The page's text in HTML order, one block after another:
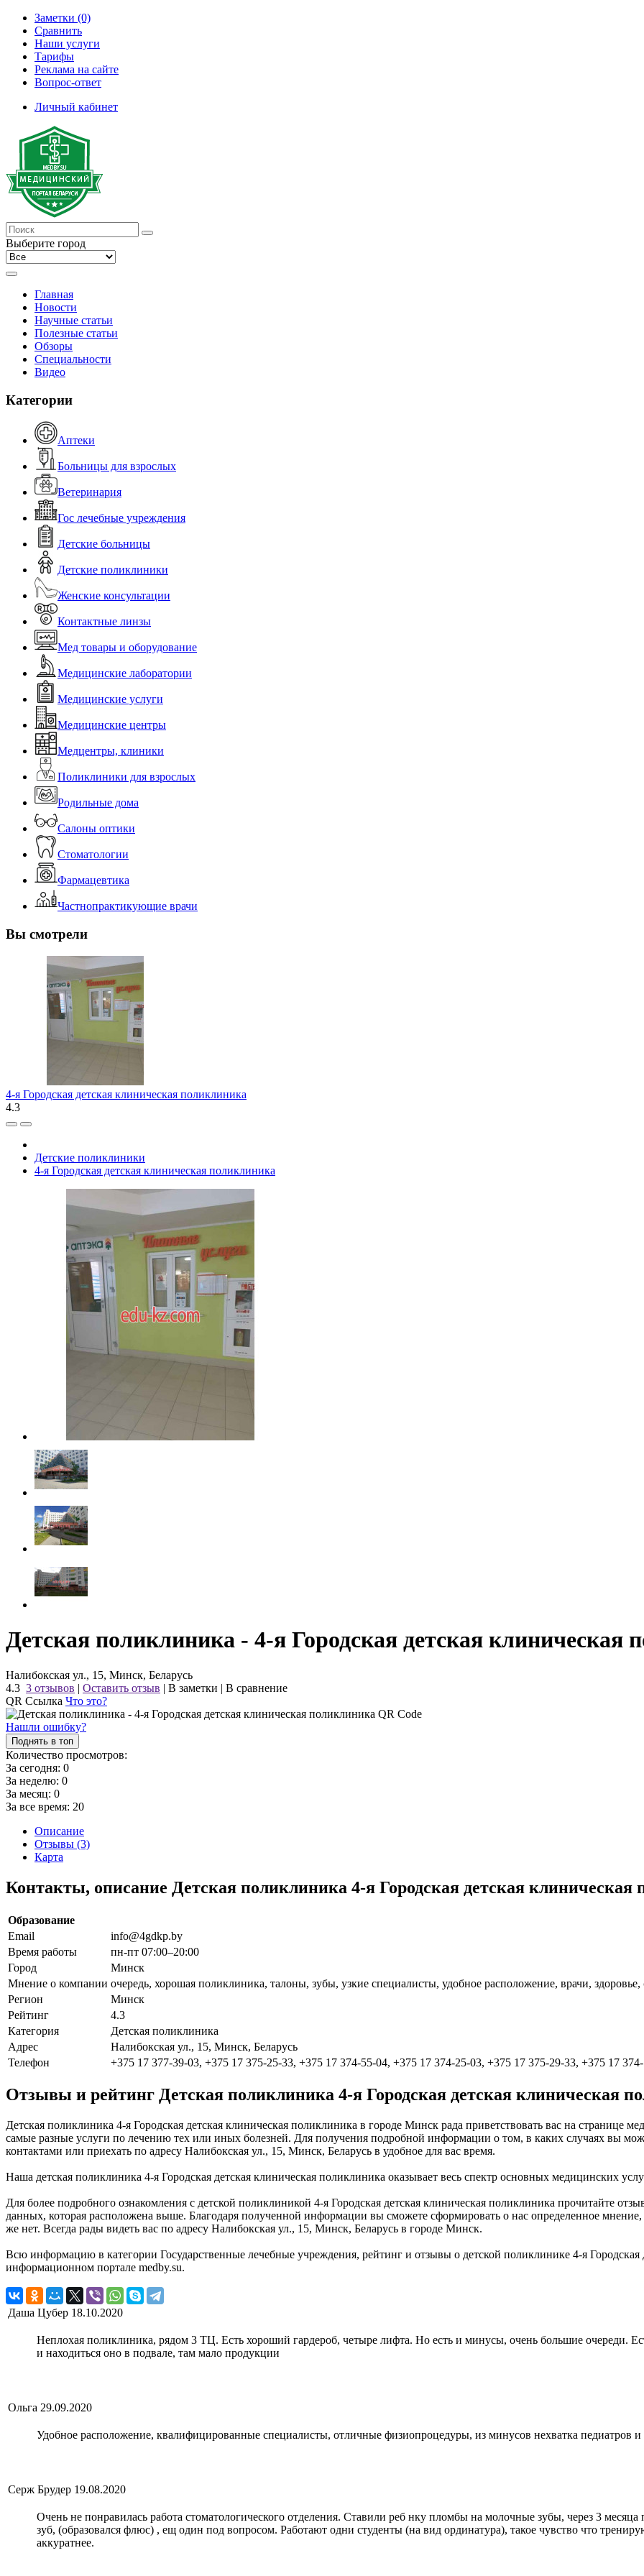
Заметки (0)
Сравнить
Наши услуги
Тарифы
Реклама на сайте
Вопрос-ответ
Личный кабинет
Выберите город
Главная
Новости
Научные статьи
Полезные статьи
Обзоры
Специальности
Видео
Категории
Аптеки
Больницы для взрослых
Ветеринария
Гос лечебные учреждения
Детские больницы
Детские поликлиники
Женские консультации
Контактные линзы
Мед товары и оборудование
Медицинские лаборатории
Медицинские услуги
Медицинские центры
Медцентры, клиники
Поликлиники для взрослых
Родильные дома
Салоны оптики
Стоматологии
Фармацевтика
Частнопрактикующие врачи
Вы смотрели
4-я Городская детская клиническая поликлиника
4.3
Детские поликлиники
4-я Городская детская клиническая поликлиника
Детская поликлиника - 4-я Городская детская клиническая
Налибокская ул., 15, Минск, Беларусь
4.3 3 отзывов | Оставить отзыв | В заметки | В сравнение
QR Ссылка Что это?
Нашли ошибку?
Поднять в топ
Количество просмотров:
За сегодня: 0
За неделю: 0
За месяц: 0
За все время: 20
Описание
Отзывы (3)
Карта
Контакты, описание Детская поликлиника 4-я Городская детская клиническая
Образование
Email
info@4gdkp.by
Время работы
пн-пт 07:00–20:00
Город
Минск
Мнение о компании очередь, хорошая поликлиника, талоны, зубы, узкие специалисты, удобное расположение, врачи,
Регион
Минск
Рейтинг
4.3
Категория
Детская поликлиника
Адрес
Налибокская ул., 15, Минск, Беларусь
Телефон
+375 17 377-39-03, +375 17 375-25-33, +375 17 374-55-04, +375 17 374-25-03, +375 17 375-29-33, +375 17
Отзывы и рейтинг Детская поликлиника 4-я Городская детская клиническая
Детская поликлиника 4-я Городская детская клиническая поликлиника в городе Минск рада приветствовать вас на странице
самые разные услуги по лечению тех или иных болезней. Для получения подробной информации о том, в каких случаях вы
контактами или приехать по адресу Налибокская ул., 15, Минск, Беларусь в удобное для вас время.
Наша детская поликлиника 4-я Городская детская клиническая поликлиника оказывает весь спектр основных медицинских
Для более подробного ознакомления с детской поликлиникой 4-я Городская детская клиническая поликлиника прочитайте
данных, которая расположена выше. Благодаря полученной информации вы сможете сформировать о нас определенное
же нет. Всегда рады видеть вас по адресу Налибокская ул., 15, Минск, Беларусь в городе Минск.
Всю информацию в категории Государственные лечебные учреждения, рейтинг и отзывы о детской поликлинике 4-я
информационном портале medby.su.
Даша Цубер 18.10.2020
Неплохая поликлиника, рядом 3 ТЦ. Есть хороший гардероб, четыре лифта. Но есть и минусы, очень большие очереди.
и находиться оно в подвале, там мало продукции
Ольга 29.09.2020
Удобное расположение, квалифицированные специалисты, отличные физиопроцедуры, из минусов нехватка педиатров и
Серж Брудер 19.08.2020
Очень не понравилась работа стоматологического отделения. Ставили реб нку пломбы на молочные зубы, через 3
зуб, (образовался флюс) , ещ один под вопросом. Работают одни студенты (на вид ординатура), такое чувство что
аккуратнее.